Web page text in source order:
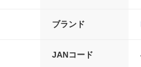
ブランド
JANコード